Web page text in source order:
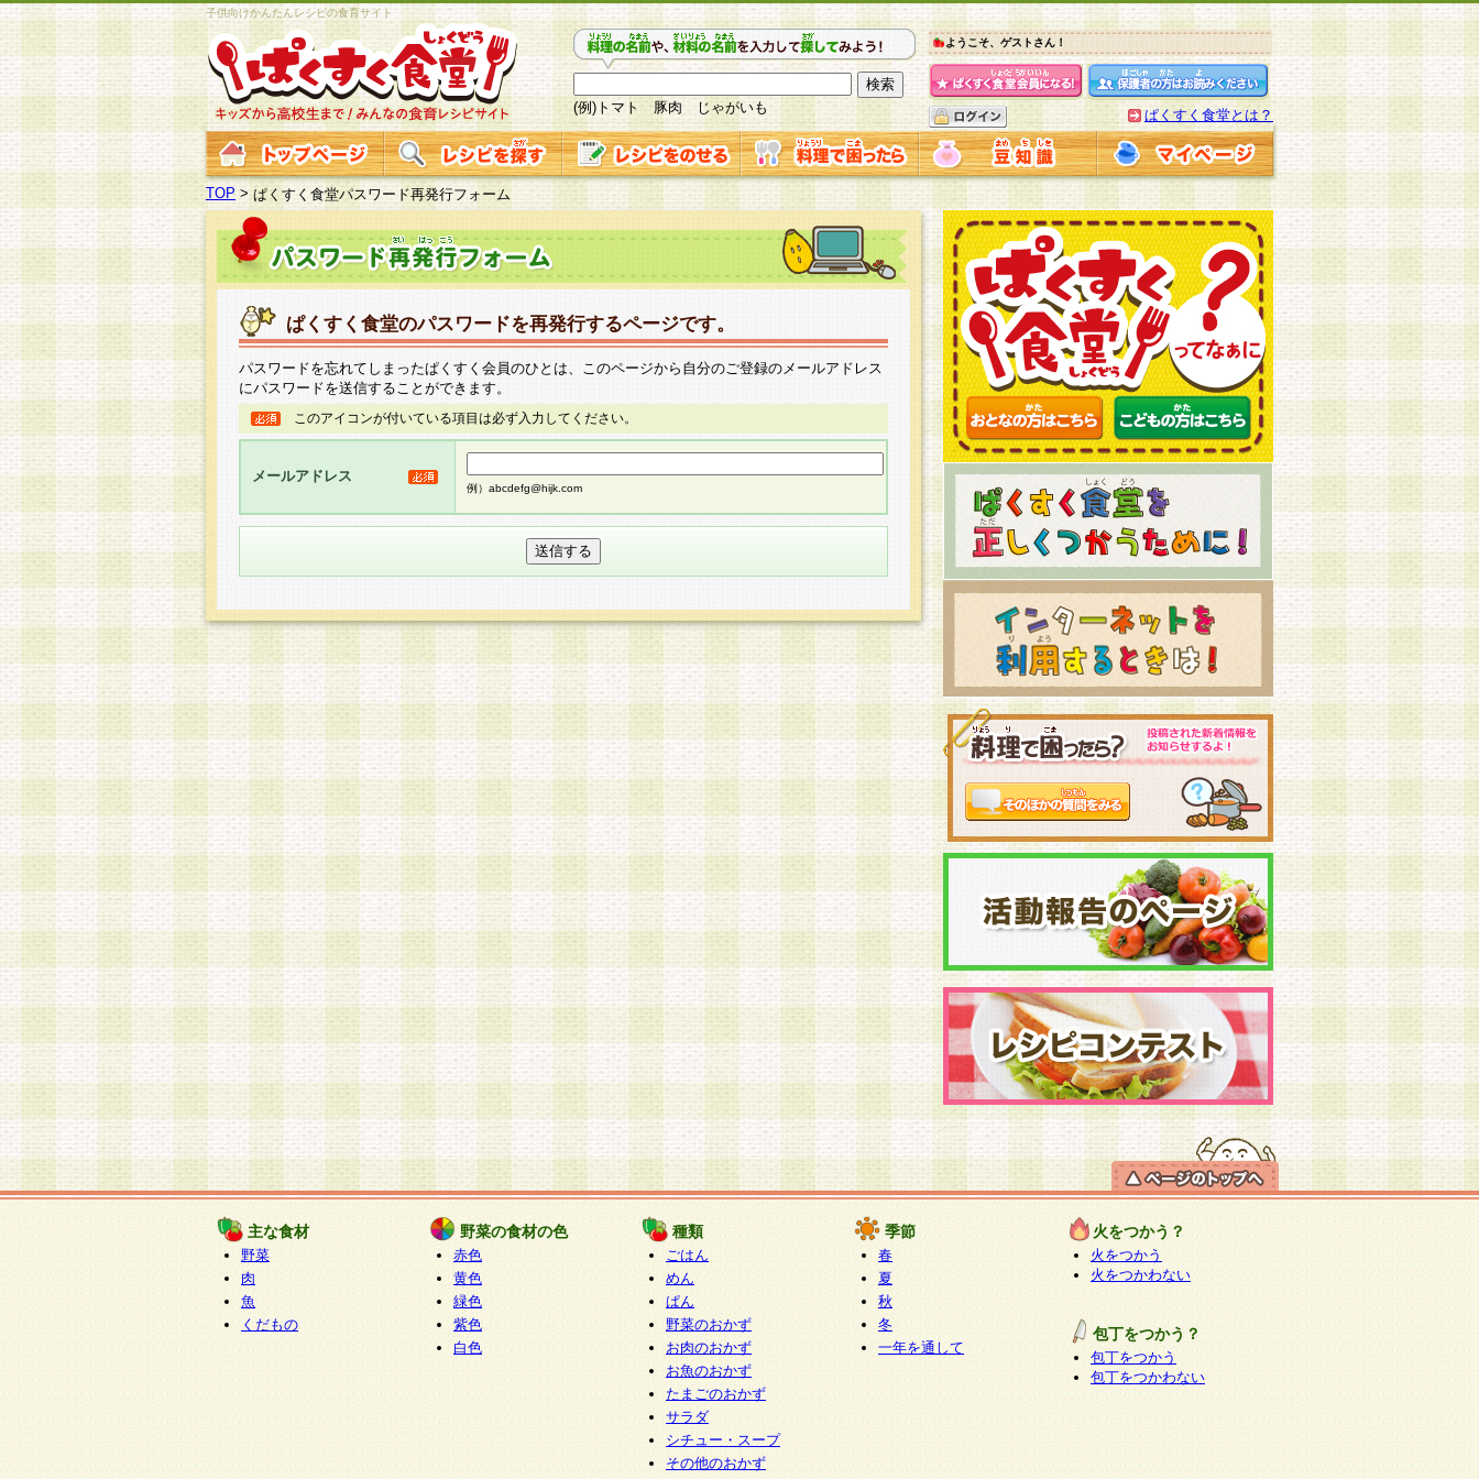
子供向けかんたんレシピの食育サイト
(例)トマト 豚肉 じゃがいも
ようこそ、ゲストさん！
ぱくすく食堂とは？
TOP >ぱくすく食堂パスワード再発行フォーム
ぱくすく食堂のパスワードを再発行するページです。
パスワードを忘れてしまったぱくすく会員のひとは、このページから自分のご登録のメールアドレス
にパスワードを送信することができます。
このアイコンが付いている項目は必ず入力してください。
メールアドレス
例）abcdefg@hijk.com
主な食材
野菜
肉
魚
くだもの
野菜の食材の色
赤色
黄色
緑色
紫色
白色
種類
ごはん
めん
ぱん
野菜のおかず
お肉のおかず
お魚のおかず
たまごのおかず
サラダ
シチュー・スープ
その他のおかず
季節
春
夏
秋
冬
一年を通して
火をつかう？
火をつかう
火をつかわない
包丁をつかう？
包丁をつかう
包丁をつかわない